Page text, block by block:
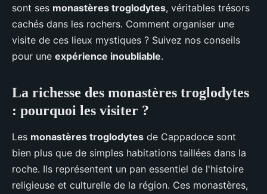
sont ses monastères troglodytes, véritables trésors
cachés dans les rochers. Comment organiser une
visite de ces lieux mystiques ? Suivez nos conseils
pour une expérience inoubliable.
La richesse des monastères troglodytes
: pourquoi les visiter ?
Les monastères troglodytes de Cappadoce sont
bien plus que de simples habitations taillées dans la
roche. Ils représentent un pan essentiel de l'histoire
religieuse et culturelle de la région. Ces monastères,